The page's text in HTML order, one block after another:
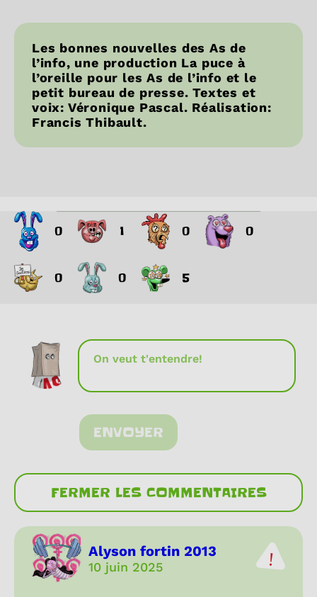
Les bonnes nouvelles des As de
l’info, une production La puce à
l’oreille pour les As de l’info et le
petit bureau de presse. Textes et
voix: Véronique Pascal. Réalisation:
Francis Thibault.
0 1 0 0
0 0 5
ENVOYER
FERMER LES COMMENTAIRES
Alyson fortin 2013
10 juin 2025